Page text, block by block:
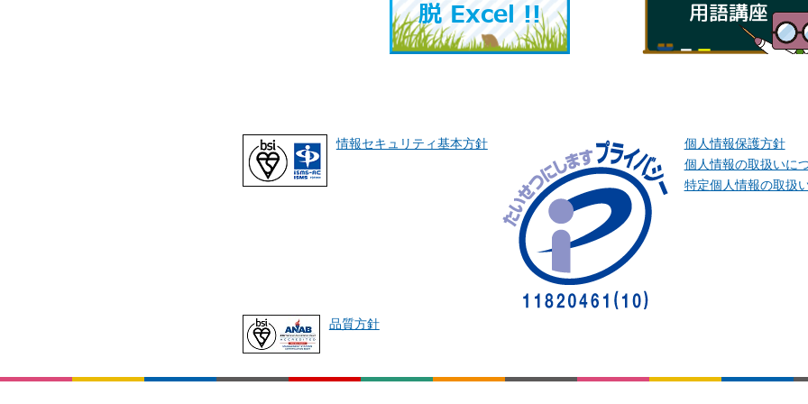
情報セキュリティ基本方針
個人情報保護方針
個人情報の取扱いに
特定個人情報の取扱
品質方針